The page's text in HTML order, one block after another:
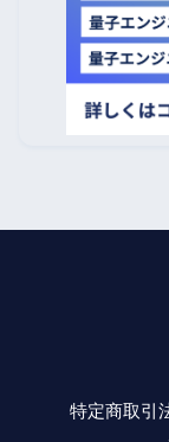
特定商取引